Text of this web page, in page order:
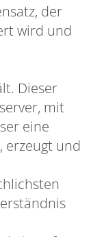
der
wird und
Dieser
mit
eine
erzeugt und